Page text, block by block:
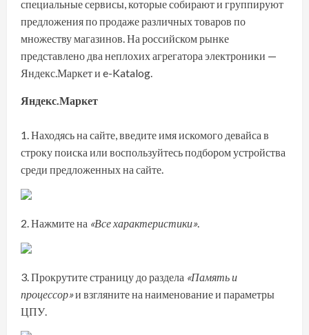
специальные сервисы, которые собирают и группируют
предложения по продаже различных товаров по
множеству магазинов. На российском рынке
представлено два неплохих агрегатора электроники —
Яндекс.Маркет и e-Katalog.
Яндекс.Маркет
Находясьна сайте, введите имя искомого девайса в
строку поиска или воспользуйтесь подбором устройства
среди предложенных на сайте.
Нажмите на «Все характеристики».
Прокрутите страницу до раздела «Память и
процессор»и взгляните на наименование и параметры
ЦПУ.